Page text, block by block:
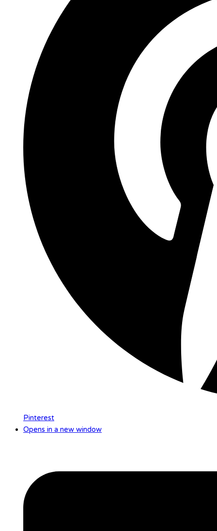
Pinterest
Opens in a new window